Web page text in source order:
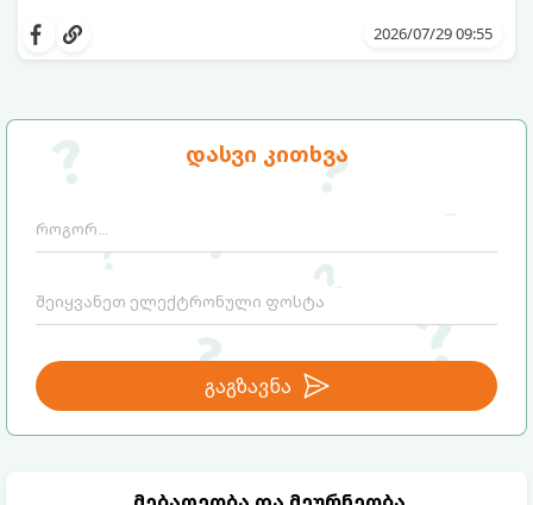
დასვი კითხვა
გაგზავნა
იდეალურ წყვილებს, რომლებიც
2026/07/29 09:55